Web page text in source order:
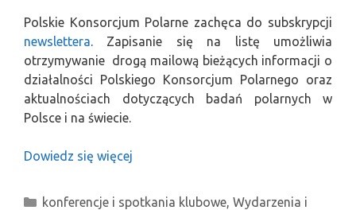
Polskie Konsorcjum Polarne zachęca do subskrypcji
newslettera . Zapisanie się na listę umożliwia
otrzymywanie drogą mailową bieżących informacji o
działalności Polskiego Konsorcjum Polarnego oraz
aktualnościach dotyczących badań polarnych w
Polsce i na świecie.
Dowiedz się więcej
Kategorie
konferencje i spotkania klubowe, Wydarzenia i